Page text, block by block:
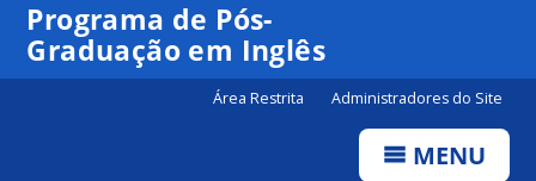
Programa de Pós-
Graduação em Inglês
Área Restrita Administradores do Site
MENU